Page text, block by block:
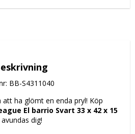
BB-S4311040
El barrio Svart 33 x 42 x 15
dig!